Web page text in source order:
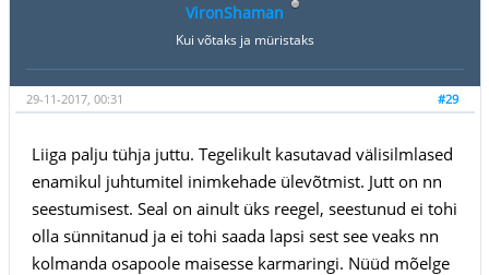
VironShaman
Kui võtaks ja müristaks
#29
29-11-2017, 00:31
Liiga palju tühja juttu. Tegelikult kasutavad välisilmlased
enamikul juhtumitel inimkehade ülevõtmist. Jutt on nn
seestumisest. Seal on ainult üks reegel, seestunud ei tohi
olla sünnitanud ja ei tohi saada lapsi sest see veaks nn
kolmanda osapoole maisesse karmaringi. Nüüd mõelge